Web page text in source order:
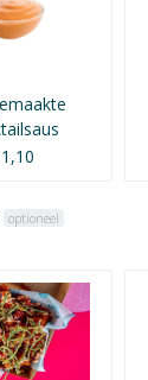
optioneel